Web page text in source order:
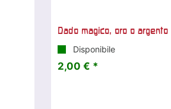
Dado magico, oro o argento
Disponibile
2,00 € *